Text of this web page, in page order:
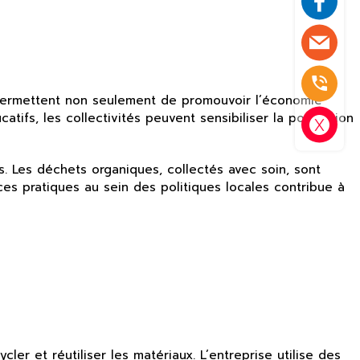
non seulement de promouvoir l’économie
les collectivités peuvent sensibiliser la population
déchets organiques, collectés avec soin, sont
pratiques au sein des politiques locales contribue à
et réutiliser les matériaux. L’entreprise utilise des